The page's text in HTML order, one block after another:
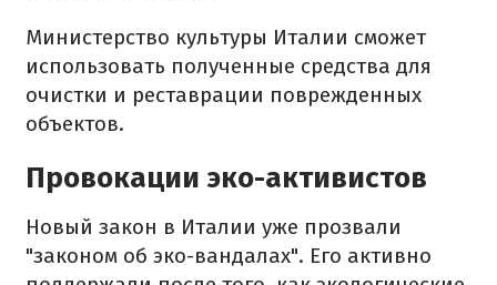
Министерство культуры Италии сможет
использовать полученные средства для
очистки и реставрации поврежденных
объектов.
Провокации эко-активистов
Новый закон в Италии уже прозвали
"законом об эко-вандалах". Его активно